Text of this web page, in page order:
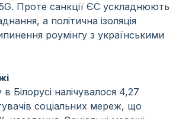
Проте санкції ЄС ускладнюють
а політична ізоляція
роумінгу з українськими
в Білорусі налічувалося 4,27
соціальних мереж, що